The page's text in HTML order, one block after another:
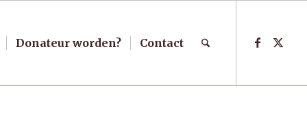
Donateur worden? Contact